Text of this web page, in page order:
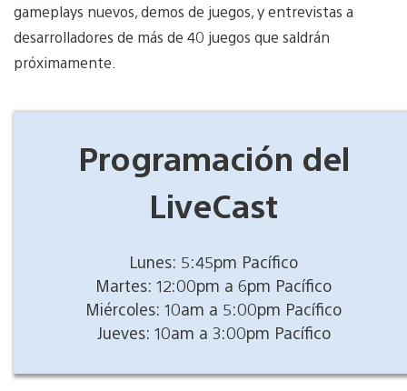
gameplays nuevos, demos de juegos, y entrevistas a
desarrolladores de más de 40 juegos que saldrán
próximamente.
Programación del
LiveCast
Lunes: 5:45pm Pacífico
Martes: 12:00pm a 6pm Pacífico
Miércoles: 10am a 5:00pm Pacífico
Jueves: 10am a 3:00pm Pacífico